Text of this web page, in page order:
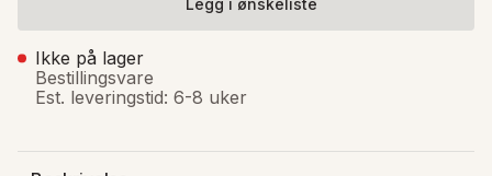
Legg i ønskeliste
Ikke på lager
Bestillingsvare
Est. leveringstid: 6-8 uker